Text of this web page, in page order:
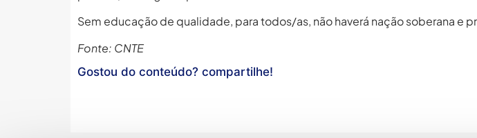
Sem educação de qualidade, para todos/as, não haverá nação soberana e
Fonte: CNTE
Gostou do conteúdo? compartilhe!